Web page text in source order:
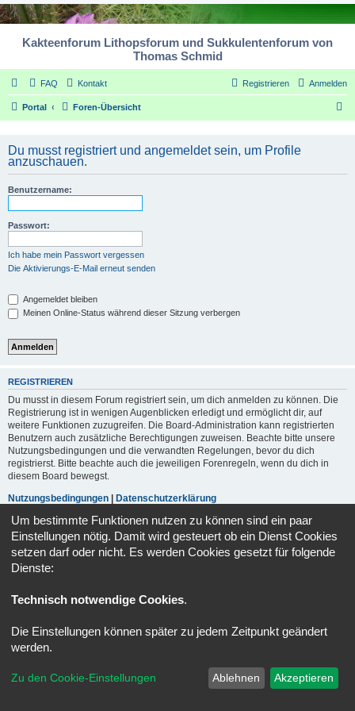
Kakteenforum Lithopsforum und Sukkulentenforum von
Thomas Schmid
FAQ Kontakt Anmelden
Registrieren
Portal Foren-Übersicht
Du musst registriert und angemeldet sein, um Profile
anzuschauen.
Benutzername:
Passwort:
Ich habe mein Passwort vergessen
Die Aktivierungs-E-Mail erneut senden
Angemeldet bleiben
Meinen Online-Status während dieser Sitzung verbergen
REGISTRIEREN
Du musst in diesem Forum registriert sein, um dich anmelden zu können. Die
Registrierung ist in wenigen Augenblicken erledigt und ermöglicht dir, auf
weitere Funktionen zuzugreifen. Die Board-Administration kann registrierten
Benutzern auch zusätzliche Berechtigungen zuweisen. Beachte bitte unsere
Nutzungsbedingungen und die verwandten Regelungen, bevor du dich
registrierst. Bitte beachte auch die jeweiligen Forenregeln, wenn du dich in
diesem Board bewegst.
Nutzungsbedingungen
Datenschutzerklärung
Registrieren
Powered byphpBB ® Forum Software © phpBB Limited
Datenschutz|Nutzungsbedingungen
Um bestimmte Funktionen nutzen zu können sind ein paar
Einstellungen nötig. Damit wird gesteuert ob ein Dienst Cookies
setzen darf oder nicht. Es werden Cookies gesetzt für folgende
Dienste:
Technisch notwendige Cookies.
Die Einstellungen können später zu jedem Zeitpunkt geändert
werden.
Zu den Cookie-Einstellungen Ablehnen Akzeptieren